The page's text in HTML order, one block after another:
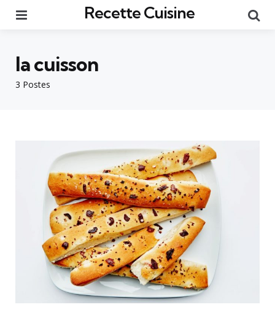
Recette Cuisine
3 Postes
la cuisson